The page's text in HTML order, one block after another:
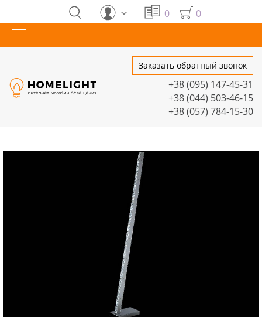
0 0
Заказать обратный звонок
+38 (095) 147-45-31
+38 (044) 503-46-15
+38 (057) 784-15-30